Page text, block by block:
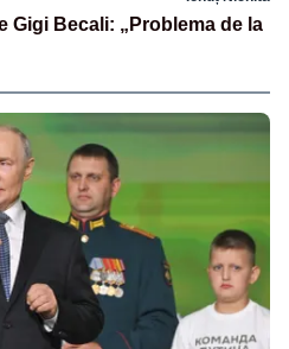
Gigi Becali: „Problema de la